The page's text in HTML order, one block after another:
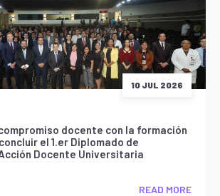
10 JUL 2026
docente con la formación
el 1.er Diplomado de
Docente Universitaria
READ MORE